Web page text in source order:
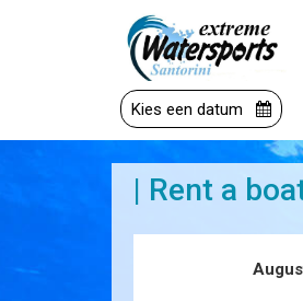
Kies een datum
| Rent a